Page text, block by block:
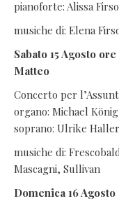
pianoforte: Alissa
musiche di: Elena
Sabato 15 Agosto
Matteo
Concerto per
organo: Michael König
soprano: Ulrike Haller
musiche di:
Mascagni, Sullivan
Domenica 16 Agosto